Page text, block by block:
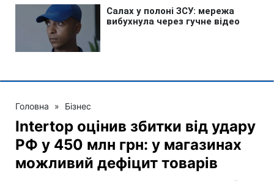
Головна » Бізнес
Intertop оцінив збитки від удару
РФ у 450 млн грн: у магазинах
можливий дефіцит товарів